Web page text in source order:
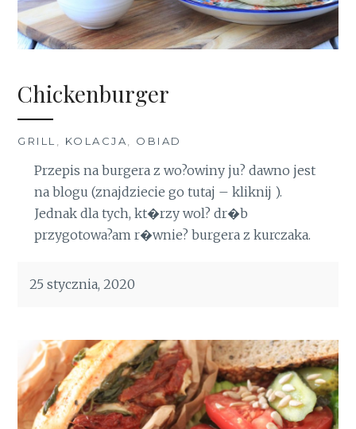
Chickenburger
GRILL , KOLACJA, OBIAD
Przepis na burgera z wo?owiny ju? dawno jest
na blogu (znajdziecie go tutaj – kliknij ).
Jednak dla tych, kt�rzy wol? dr�b
przygotowa?am r�wnie? burgera z kurczaka.
25 stycznia, 2020